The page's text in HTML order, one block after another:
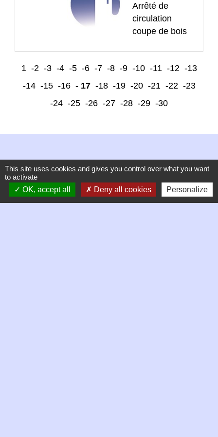
Arrêté de
circulation
coupe de bois
1 -2 -3 -4 -5 -6 -7 -8 -9 -10 -11 -12 -13
-14 -15 -16 - 17 -18 -19 -20 -21 -22 -23
-24 -25 -26 -27 -28 -29 -30
Contacts
This site uses cookies and gives you control over what you want
to activate
OK, accept all
Deny all cookies Personalize